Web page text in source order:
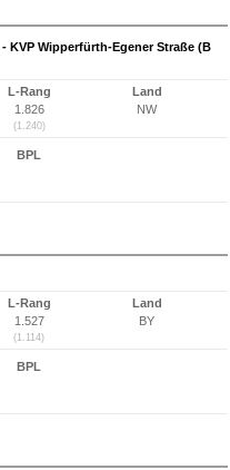
KVP Wipperfürth-Egener Straße (B
L-Rang
1.826
(1.240)
Land
NW
BPL
L-Rang
1.527
(1.114)
Land
BY
BPL